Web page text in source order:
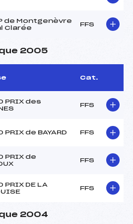
de Montgenèvre
Clarée
FFS
2005
Cat.
PRIX des
FFS
PRIX de BAYARD FFS
PRIX de
FFS
PRIX DE LA
FFS
2004